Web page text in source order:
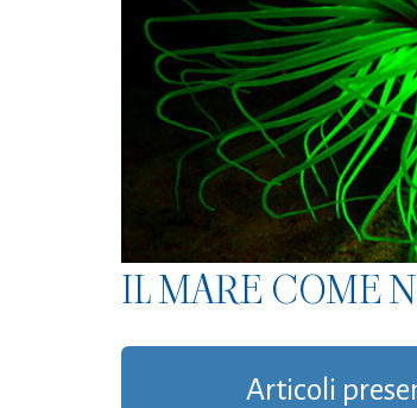
IL MARE COME
Articoli